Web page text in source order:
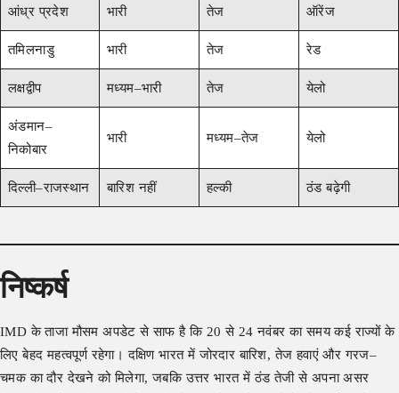
आंध्र प्रदेश भारी तेज ऑरेंज
तमिलनाडु भारी तेज रेड
लक्षद्वीप मध्यम–भारी तेज येलो
अंडमान–
निकोबार
भारी मध्यम–तेज येलो
दिल्ली–राजस्थान बारिश नहीं हल्की ठंड बढ़ेगी
निष्कर्ष
IMD के ताजा मौसम अपडेट से साफ है कि 20 से 24 नवंबर का समय कई राज्यों के
लिए बेहद महत्वपूर्ण रहेगा। दक्षिण भारत में जोरदार बारिश, तेज हवाएं और गरज–
चमक का दौर देखने को मिलेगा, जबकि उत्तर भारत में ठंड तेजी से अपना असर